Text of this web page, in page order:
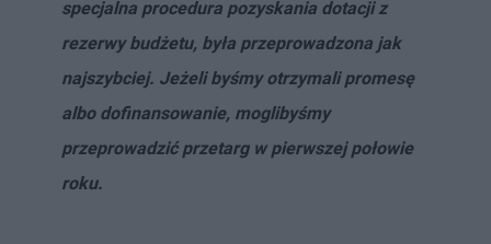
specjalna procedura pozyskania dotacji z
rezerwy budżetu, była przeprowadzona jak
najszybciej. Jeżeli byśmy otrzymali promesę
albo dofinansowanie, moglibyśmy
przeprowadzić przetarg w pierwszej połowie
roku.